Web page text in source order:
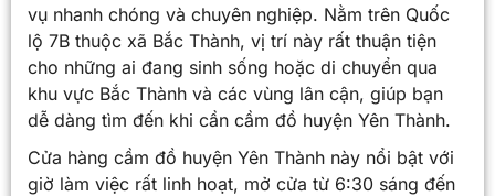
vụ nhanh chóng và chuyên nghiệp. Nằm trên Quốc
lộ 7B thuộc xã Bắc Thành, vị trí này rất thuận tiện
cho những ai đang sinh sống hoặc di chuyển qua
khu vực Bắc Thành và các vùng lân cận, giúp bạn
dễ dàng tìm đến khi cần cầm đồ huyện Yên Thành.
Cửa hàng cầm đồ huyện Yên Thành này nổi bật với
giờ làm việc rất linh hoạt, mở cửa từ 6:30 sáng đến